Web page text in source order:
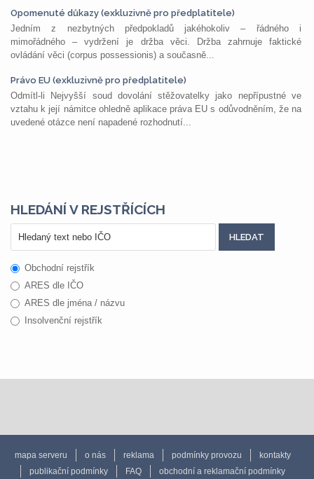
Opomenuté důkazy (exkluzivně pro předplatitele)
Jedním z nezbytných předpokladů jakéhokoliv – řádného i
mimořádného – vydržení je držba věci. Držba zahrnuje faktické
ovládání věci (corpus possessionis) a současně...
Právo EU (exkluzivně pro předplatitele)
Odmítl-li Nejvyšší soud dovolání stěžovatelky jako nepřípustné ve
vztahu k její námitce ohledně aplikace práva EU s odůvodněním, že na
uvedené otázce není napadené rozhodnutí...
HLEDÁNÍ V REJSTŘÍCÍCH
Obchodní rejstřík
ARES dle IČO
ARES dle jména / názvu
Insolvenční rejstřík
mapa serveru o nás reklama podmínky provozu
kontakty
publikační podmínky
FAQ obchodní a reklamační podmínky